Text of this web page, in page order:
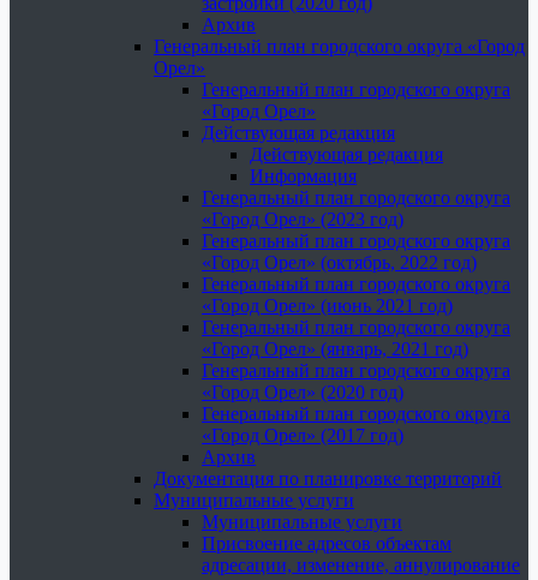
Архив
Генеральный план городского округа «Город
Орел»
Генеральный план городского округа
«Город Орел»
Действующая редакция
Действующая редакция
Информация
Генеральный план городского округа
«Город Орел» (2023 год)
Генеральный план городского округа
«Город Орел» (октябрь, 2022 год)
Генеральный план городского округа
«Город Орел» (июнь 2021 год)
Генеральный план городского округа
«Город Орел» (январь, 2021 год)
Генеральный план городского округа
«Город Орел» (2020 год)
Генеральный план городского округа
«Город Орел» (2017 год)
Архив
Документация по планировке территорий
Муниципальные услуги
Муниципальные услуги
Присвоение адресов объектам
адресации, изменение, аннулирование